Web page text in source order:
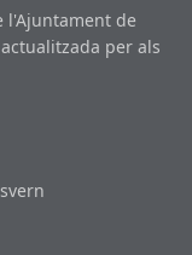
l'Ajuntament de
per als